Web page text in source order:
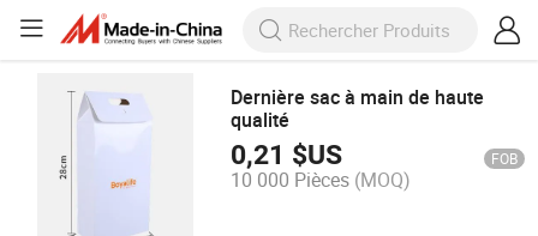
Dernière sac à main de haute
qualité
0,21 $US FOB
10 000 Pièces (MOQ)